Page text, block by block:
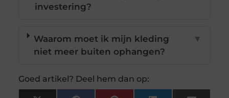
investering?
Waarom moet ik mijn kleding
niet meer buiten ophangen?
▼
Goed artikel? Deel hem dan op: